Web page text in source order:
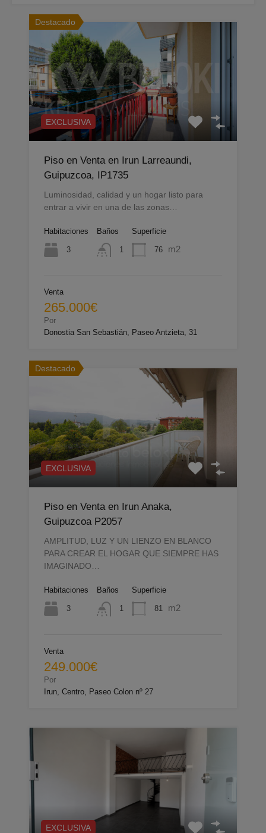
Destacado
EXCLUSIVA
Piso en Venta en Irun Larreaundi,
Guipuzcoa, IP1735
Luminosidad, calidad y un hogar listo para
entrar a vivir en una de las zonas…
Habitaciones
3
Baños
1
Superficie
76 m2
Venta
265.000€
Por
Donostia San Sebastián, Paseo Antzieta, 31
Destacado
EXCLUSIVA
Piso en Venta en Irun Anaka,
Guipuzcoa P2057
AMPLITUD, LUZ Y UN LIENZO EN BLANCO
PARA CREAR EL HOGAR QUE SIEMPRE HAS
IMAGINADO…
Habitaciones
3
Baños
1
Superficie
81 m2
Venta
249.000€
Por
Irun, Centro, Paseo Colon nº 27
EXCLUSIVA